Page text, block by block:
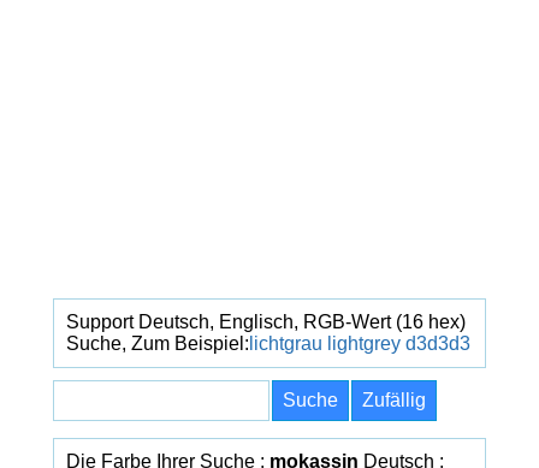
Support Deutsch, Englisch, RGB-Wert (16 hex)
Suche, Zum Beispiel: lichtgrau lightgrey d3d3d3
Die Farbe Ihrer Suche : mokassin Deutsch :